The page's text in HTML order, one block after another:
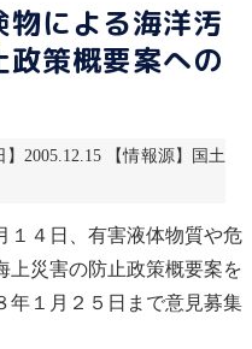
による海洋汚
策概要案への
】2005.12.15 【情報源】国土
４日、有害液体物質や危
上災害の防止政策概要案を
年１月２５日まで意見募集